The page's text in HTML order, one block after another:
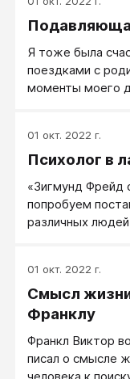
использует
(например,
Я тоже была
поездками с
моменты моего
свое мнение, а
"Коронные"
интеллигентный
01 окт. 2022 г.
Психолог в
«Зигмунд Фрейд
попробуем
различных
выражение
Голод был одним
В счет шли не
01 окт. 2022 г.
Смысл
Франклу
Франкл Виктор
писал о смысле